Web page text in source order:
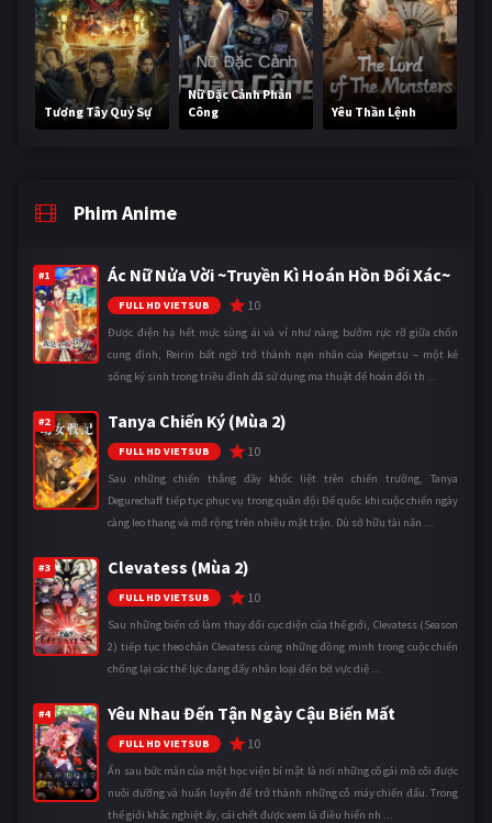
Tương Tây Quỷ Sự
Nữ Đặc Cảnh Phản
Công
Yêu Thần Lệnh
Phim Anime
#1 Ác Nữ Nửa Vời ~Truyền Kì Hoán Hồn Đổi Xác~
FULL HD VIETSUB 10
Được điện hạ hết mực sủng ái và ví như nàng bướm rực rỡ giữa chốn
cung đình, Reirin bất ngờ trở thành nạn nhân của Keigetsu – một kẻ
sống ký sinh trong triều đình đã sử dụng ma thuật để hoán đổi th ...
#2 Tanya Chiến Ký (Mùa 2)
FULL HD VIETSUB 10
Sau những chiến thắng đầy khốc liệt trên chiến trường, Tanya
Degurechaff tiếp tục phục vụ trong quân đội Đế quốc khi cuộc chiến ngày
càng leo thang và mở rộng trên nhiều mặt trận. Dù sở hữu tài năn ...
#3 Clevatess (Mùa 2)
FULL HD VIETSUB 10
Sau những biến cố làm thay đổi cục diện của thế giới, Clevatess (Season
2) tiếp tục theo chân Clevatess cùng những đồng minh trong cuộc chiến
chống lại các thế lực đang đẩy nhân loại đến bờ vực diệ ...
#4 Yêu Nhau Đến Tận Ngày Cậu Biến Mất
FULL HD VIETSUB 10
Ẩn sau bức màn của một học viện bí mật là nơi những cô gái mồ côi được
nuôi dưỡng và huấn luyện để trở thành những cỗ máy chiến đấu. Trong
thế giới khắc nghiệt ấy, cái chết được xem là điều hiển nh ...